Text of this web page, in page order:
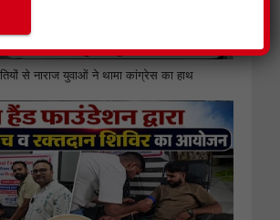
से नाराज युवाओं ने थामा कांग्रेस का हाथ